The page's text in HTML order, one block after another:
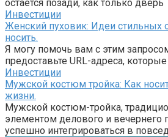
остается позади, как только дверь
Инвестиции
Женский пуховик: Идеи стильных
носить.
Я могу помочь вам с этим
предоставьте URL-адреса,
Инвестиции
Мужской костюм тройка: Как
жизни.
Мужской костюм-тройка,
элементом делового и вечернего
успешно интегрироваться в